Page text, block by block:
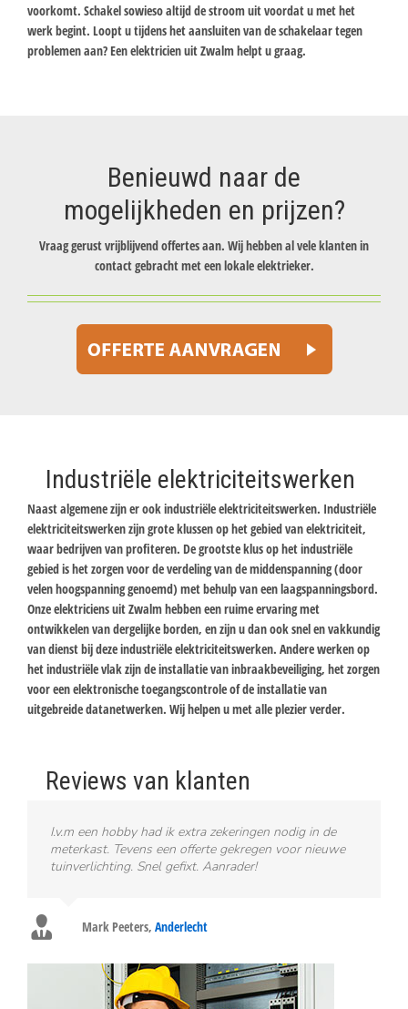
voorkomt. Schakel sowieso altijd de stroom uit voordat u met het
werk begint. Loopt u tijdens het aansluiten van de schakelaar tegen
problemen aan? Een elektricien uit Zwalm helpt u graag.
Benieuwd naar de
mogelijkheden en prijzen?
Vraag gerust vrijblijvend offertes aan. Wij hebben al vele klanten in
contact gebracht met een lokale elektrieker.
Industriële elektriciteitswerken
Naast algemene zijn er ook industriële elektriciteitswerken. Industriële
elektriciteitswerken zijn grote klussen op het gebied van elektriciteit,
waar bedrijven van profiteren. De grootste klus op het industriële
gebied is het zorgen voor de verdeling van de middenspanning (door
velen hoogspanning genoemd) met behulp van een laagspanningsbord.
Onze elektriciens uit Zwalm hebben een ruime ervaring met
ontwikkelen van dergelijke borden, en zijn u dan ook snel en vakkundig
van dienst bij deze industriële elektriciteitswerken. Andere werken op
het industriële vlak zijn de installatie van inbraakbeveiliging, het zorgen
voor een elektronische toegangscontrole of de installatie van
uitgebreide datanetwerken. Wij helpen u met alle plezier verder.
Reviews van klanten
I.v.m een hobby had ik extra zekeringen nodig in de
meterkast. Tevens een offerte gekregen voor nieuwe
tuinverlichting. Snel gefixt. Aanrader!
Mark Peeters, Anderlecht